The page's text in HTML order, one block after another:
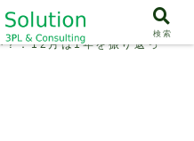
着
大人になるとな
？：12月は1年を振り返っ
検索